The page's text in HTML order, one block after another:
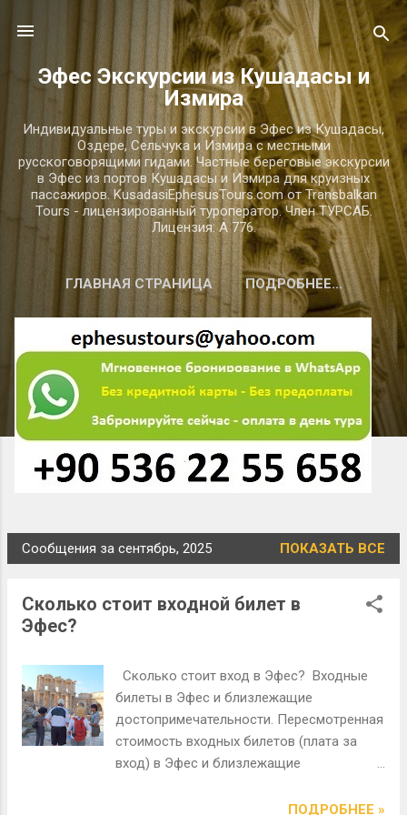
К основному контенту
Эфес Экскурсии из Кушадасы и
Измира
Индивидуальные туры и экскурсии в Эфес из Кушадасы,
Оздере, Сельчука и Измира с местными
русскоговорящими гидами. Частные береговые экскурсии
в Эфес из портов Кушадасы и Измира для круизных
пассажиров. KusadasiEphesusTours.com от Transbalkan
Tours - лицензированный туроператор. Член ТУРСАБ.
Лицензия: A 776.
ГЛАВНАЯ СТРАНИЦА ПОДРОБНЕЕ…
С
Сообщения за сентябрь, 2025 ПОКАЗАТЬ ВСЕ
Сколько стоит входной билет в
Эфес?
Сколько стоит вход в Эфес? ​ Входные
билеты в Эфес и близлежащие
достопримечательности. Пересмотренная
стоимость входных билетов (плата за
вход) в Эфес и близлежащие
следующим образом: Эфес + Музей
ПОДРОБНЕЕ »